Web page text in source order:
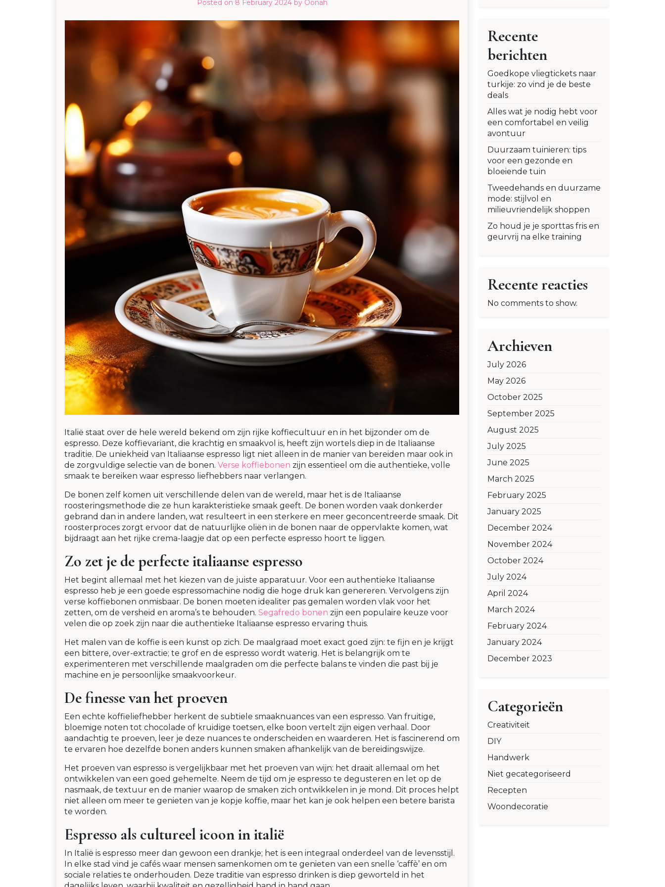
Posted on 8 February 2024by Oonah
Italië staat over de hele wereld bekend om zijn rijke koffiecultuur en in het bijzonder om de
espresso. Deze koffievariant, die krachtig en smaakvol is, heeft zijn wortels diep in de Italiaanse
traditie. De uniekheid van Italiaanse espresso ligt niet alleen in de manier van bereiden maar ook in
de zorgvuldige selectie van de bonen. Verse koffiebonen zijn essentieel om die authentieke, volle
smaak te bereiken waar espresso liefhebbers naar verlangen.
De bonen zelf komen uit verschillende delen van de wereld, maar het is de Italiaanse
roosteringsmethode die ze hun karakteristieke smaak geeft. De bonen worden vaak donkerder
gebrand dan in andere landen, wat resulteert in een sterkere en meer geconcentreerde smaak. Dit
roosterproces zorgt ervoor dat de natuurlijke oliën in de bonen naar de oppervlakte komen, wat
bijdraagt aan het rijke crema-laagje dat op een perfecte espresso hoort te liggen.
Zo zet je de perfecte italiaanse espresso
Het begint allemaal met het kiezen van de juiste apparatuur. Voor een authentieke Italiaanse
espresso heb je een goede espressomachine nodig die hoge druk kan genereren. Vervolgens zijn
verse koffiebonen onmisbaar. De bonen moeten idealiter pas gemalen worden vlak voor het
zetten, om de versheid en aroma’s te behouden. Segafredo bonen zijn een populaire keuze voor
velen die op zoek zijn naar die authentieke Italiaanse espresso ervaring thuis.
Het malen van de koffie is een kunst op zich. De maalgraad moet exact goed zijn: te fijn en je krijgt
een bittere, over-extractie; te grof en de espresso wordt waterig. Het is belangrijk om te
experimenteren met verschillende maalgraden om die perfecte balans te vinden die past bij je
machine en je persoonlijke smaakvoorkeur.
De finesse van het proeven
Een echte koffieliefhebber herkent de subtiele smaaknuances van een espresso. Van fruitige,
bloemige noten tot chocolade of kruidige toetsen, elke boon vertelt zijn eigen verhaal. Door
aandachtig te proeven, leer je deze nuances te onderscheiden en waarderen. Het is fascinerend om
te ervaren hoe dezelfde bonen anders kunnen smaken afhankelijk van de bereidingswijze.
Het proeven van espresso is vergelijkbaar met het proeven van wijn: het draait allemaal om het
ontwikkelen van een goed gehemelte. Neem de tijd om je espresso te degusteren en let op de
nasmaak, de textuur en de manier waarop de smaken zich ontwikkelen in je mond. Dit proces helpt
niet alleen om meer te genieten van je kopje koffie, maar het kan je ook helpen een betere barista
te worden.
Espresso als cultureel icoon in italië
In Italië is espresso meer dan gewoon een drankje; het is een integraal onderdeel van de levensstijl.
In elke stad vind je cafés waar mensen samenkomen om te genieten van een snelle ‘caffè’ en om
sociale relaties te onderhouden. Deze traditie van espresso drinken is diep geworteld in het
Recente
berichten
Goedkope vliegtickets naar
turkije: zo vind je de beste
deals
Alles wat je nodig hebt voor
een comfortabel en veilig
avontuur
Duurzaam tuinieren: tips
voor een gezonde en
bloeiende tuin
Tweedehands en duurzame
mode: stijlvol en
milieuvriendelijk shoppen
Zo houd je je sporttas fris en
geurvrij na elke training
Recente reacties
No comments to show.
Archieven
July 2026
May 2026
October 2025
September 2025
August 2025
July 2025
June 2025
March 2025
February 2025
January 2025
December 2024
November 2024
October 2024
July 2024
April 2024
March 2024
February 2024
January 2024
December 2023
Categorieën
Creativiteit
DIY
Handwerk
Niet gecategoriseerd
Recepten
Woondecoratie